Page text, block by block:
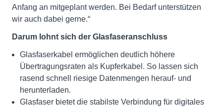
Anfang an mitgeplant werden. Bei Bedarf unterstützen
wir auch dabei gerne.“
Darum lohnt sich der Glasfaseranschluss
Glasfaserkabel ermöglichen deutlich höhere
Übertragungsraten als Kupferkabel. So lassen sich
rasend schnell riesige Datenmengen herauf- und
herunterladen.
Glasfaser bietet die stabilste Verbindung für digitales